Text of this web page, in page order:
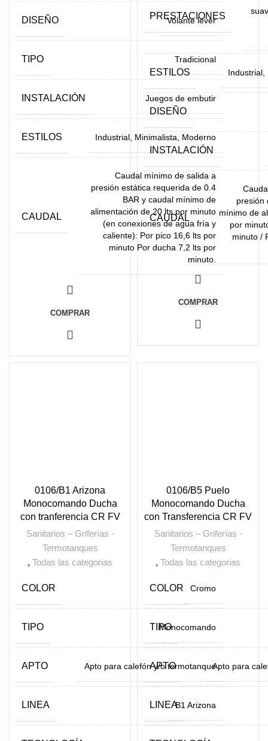
DISEÑO Volante lever
TIPO Tradicional
INSTALACIÓN Juegos de embutir
ESTILOS Industrial, Minimalista, Moderno
CAUDAL
Caudal mínimo de salida a
presión estática requerida de 0.4
BAR y caudal mínimo de
alimentación de 20 lts por minuto
(en conexiones de agua fría y
caliente): Por pico 16,6 lts por
minuto Por ducha 7,2 lts por
minuto.
COMPRAR
PRESTACIONES
ESTILOS Industrial,
DISEÑO
INSTALACIÓN
CAUDAL
presión
mínimo de
por
minuto /
COMPRAR
0106/B1 Arizona
Monocomando Ducha
con tranferencia CR FV
Sanitarios – Griferías -
Termotanques
, Todas las categorias
COLOR Cromo
TIPO Monocomando
APTO Apto para calefón y/o termotanque
LINEA B1 Arizona
0106/B5 Puelo
Monocomando Ducha
con Transferencia CR FV
Sanitarios – Griferías -
Termotanques
, Todas las categorias
COLOR
TIPO
APTO Apto para
LINEA